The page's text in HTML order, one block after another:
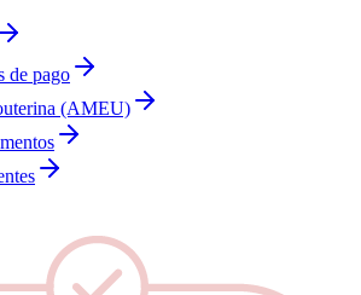
de pago
(AMEU)